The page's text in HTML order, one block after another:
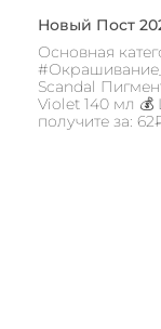
Новый Пост
Основная
Scandal
Violet 140 мл
получите за: